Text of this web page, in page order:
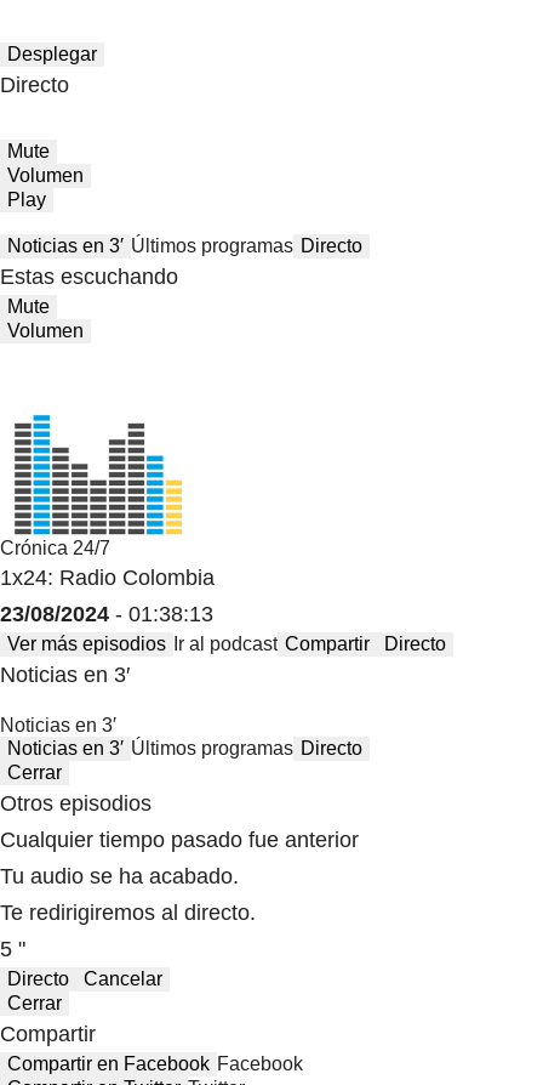
Desplegar
Directo
Mute
Volumen
Play
Noticias en 3′ Últimos programas Directo
Estas escuchando
Mute
Volumen
Crónica 24/7
1x24: Radio Colombia
23/08/2024 - 01:38:13
Ver más episodios Ir al podcast Compartir Directo
Noticias en 3′
Noticias en 3′
Noticias en 3′ Últimos programas Directo
Cerrar
Otros episodios
Cualquier tiempo pasado fue anterior
Tu audio se ha acabado.
Te redirigiremos al directo.
5 "
Directo
Cancelar
Cerrar
Compartir
Compartir en Facebook Facebook